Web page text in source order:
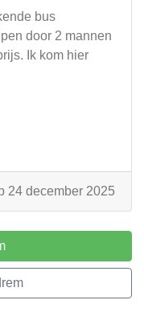
bus
door 2 mannen
Ik kom hier
24 december 2025